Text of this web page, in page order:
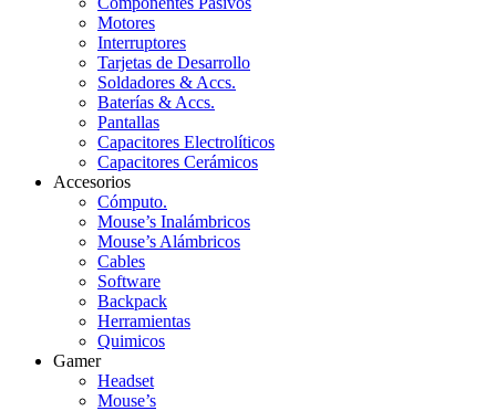
Motores
Interruptores
Tarjetas de Desarrollo
Soldadores & Accs.
Baterías & Accs.
Pantallas
Capacitores Electrolíticos
Capacitores Cerámicos
Accesorios
Cómputo.
Mouse’s Inalámbricos
Mouse’s Alámbricos
Cables
Software
Backpack
Herramientas
Quimicos
Gamer
Headset
Mouse’s